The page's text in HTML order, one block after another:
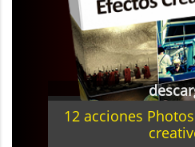
12 acciones